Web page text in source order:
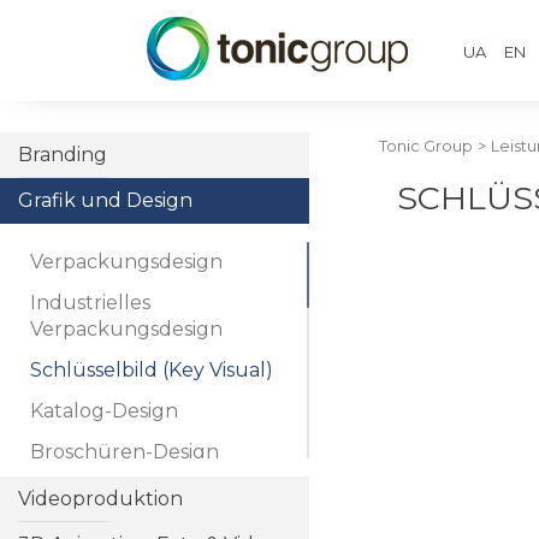
UA EN
Branding
Grafik und Design
Verpackungsdesign
Industrielles
Verpackungsdesign
Schlüsselbild (Key Visual)
Katalog-Design
Broschüren-Design
Booklet-Design
Ordner-Design
Videoproduktion
Tonic Group >